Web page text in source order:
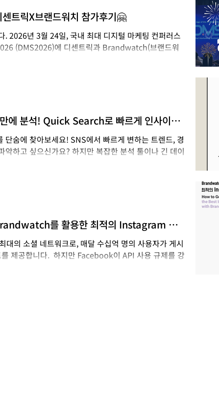
트릭X브랜드워치 참가후기🤗
. 2026년 3월 24일, 국내 최대 디지털 마케팅 컨퍼러스
(DMS2026)에 디센트릭과 Brandwatch(브랜드워
에는 150개 이상의 기업이 참여한 가운데, 저희 부
해주셨습니다. ​ 저희는 브랜드워치의 다양한 모듈 중
보드 시연을 통해 해답을 제시해 드렸습니다. 브랜드워
먼스에 많은 분들이 깊이 공감해 주셨습니다. ​ 특히 이
에 분석! Quick Search로 빠르게 인사이트
단숨에 찾아보세요! SNS에서 빠르게 변하는 트렌드, 경
악하고 싶으신가요? 하지만 복잡한 분석 툴이나 긴 데이
를 활용한 최적의 Instagram 데이
의 소셜 네트워크로, 매달 수십억 명의 사용자가 게시
제공합니다. ​ 하지만 Facebook이 API 사용 규제를 강